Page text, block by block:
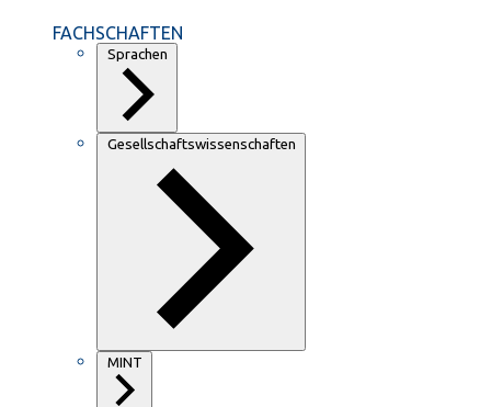
FACHSCHAFTEN
Sprachen
Gesellschaftswissenschaften
MINT